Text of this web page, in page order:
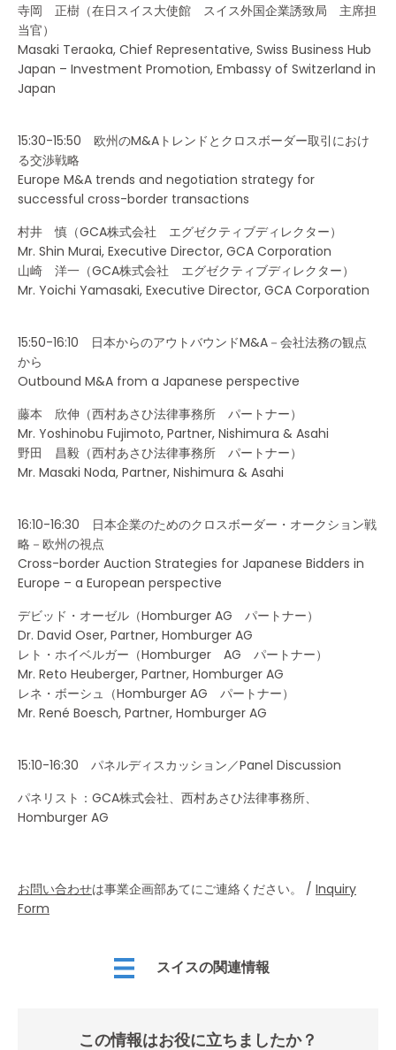
寺岡 正樹（在日スイス大使館 スイス外国企業誘致局 主席担
当官）
Masaki Teraoka, Chief Representative, Swiss Business Hub
Japan – Investment Promotion, Embassy of Switzerland in
Japan
15:30-15:50 欧州のM&Aトレンドとクロスボーダー取引におけ
る交渉戦略
Europe M&A trends and negotiation strategy for
successful cross-border transactions
村井 慎（GCA株式会社 エグゼクティブディレクター）
Mr. Shin Murai, Executive Director, GCA Corporation
山崎 洋一（GCA株式会社 エグゼクティブディレクター）
Mr. Yoichi Yamasaki, Executive Director, GCA Corporation
15:50-16:10 日本からのアウトバウンドM&A－会社法務の観点
から
Outbound M&A from a Japanese perspective
藤本 欣伸（西村あさひ法律事務所 パートナー）
Mr. Yoshinobu Fujimoto, Partner, Nishimura & Asahi
野田 昌毅（西村あさひ法律事務所 パートナー）
Mr. Masaki Noda, Partner, Nishimura & Asahi
16:10-16:30 日本企業のためのクロスボーダー・オークション戦
略－欧州の視点
Cross-border Auction Strategies for Japanese Bidders in
Europe – a European perspective
デビッド・オーゼル（Homburger AG パートナー）
Dr. David Oser, Partner, Homburger AG
レト・ホイベルガー（Homburger AG パートナー）
Mr. Reto Heuberger, Partner, Homburger AG
レネ・ボーシュ（Homburger AG パートナー）
Mr. René Boesch, Partner, Homburger AG
15:10-16:30 パネルディスカッション／Panel Discussion
パネリスト：GCA株式会社、西村あさひ法律事務所、
Homburger AG
お問い合わせは事業企画部あてにご連絡ください。 / Inquiry
Form
スイスの関連情報
この情報はお役に立ちましたか？